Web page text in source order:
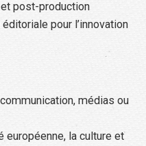
post-production
pour l’innovation
médias ou
européenne, la culture et